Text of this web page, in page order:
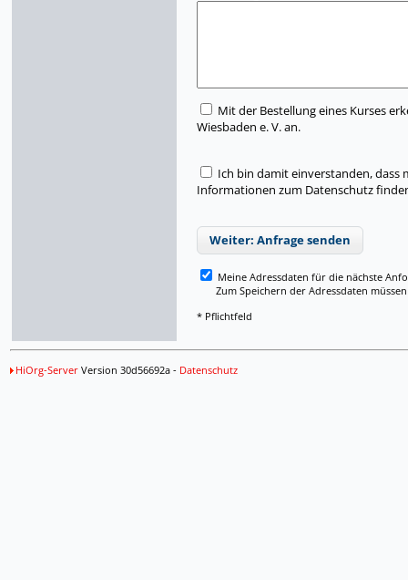
Mit der Bestellung eines Kurses
Wiesbaden e. V. an.
Ich bin damit einverstanden, dass
Informationen zum Datenschutz
Weiter: Anfrage senden
Meine Adressdaten für die nächste
Zum Speichern der Adressdaten müssen
* Pflichtfeld
HiOrg-ServerVersion 30d56692a - Datenschutz